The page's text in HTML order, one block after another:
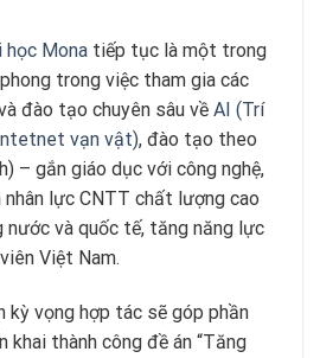
học Mona tiếp tục là một trong
trong việc tham gia các
đào tạo chuyên sâu về AI (Trí
vạn vật), đào tạo theo
– gắn giáo dục với công nghệ,
lực CNTT chất lượng cao
và quốc tế, tăng năng lực
Việt Nam.
kỳ vọng hợp tác sẽ góp phần
khai thành công đề án “Tăng